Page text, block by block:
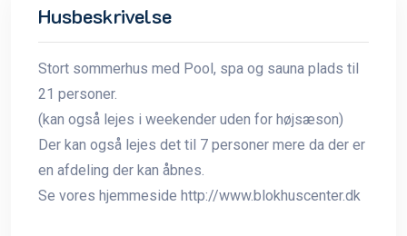
Husbeskrivelse
Stort sommerhus med Pool, spa og sauna plads til
21 personer.
(kan også lejes i weekender uden for højsæson)
Der kan også lejes det til 7 personer mere da der er
en afdeling der kan åbnes.
Se vores hjemmeside http://www.blokhuscenter.dk